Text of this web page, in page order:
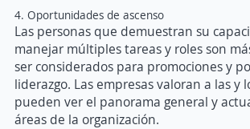
4. Oportunidades de ascenso
Las personas que demuestran su
manejar múltiples tareas y roles son
ser considerados para promociones y
liderazgo. Las empresas valoran a las y
pueden ver el panorama general y
áreas de la organización.